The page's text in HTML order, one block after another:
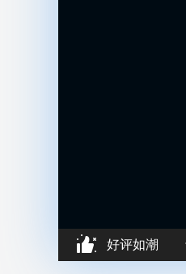
好评如潮